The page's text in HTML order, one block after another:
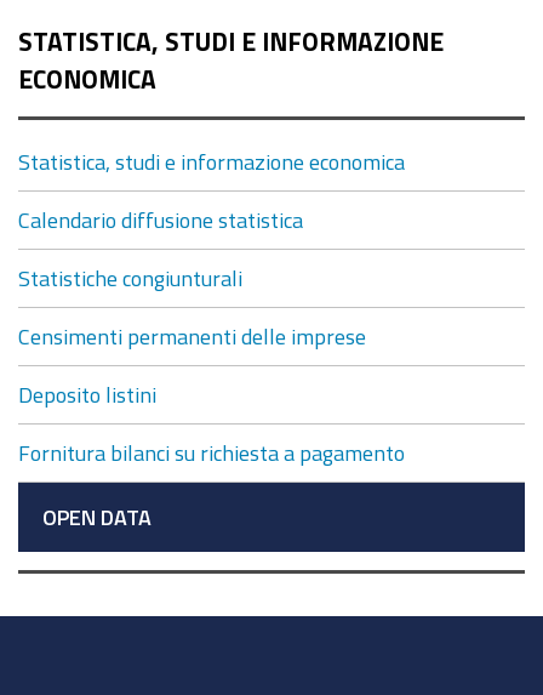
STATISTICA, STUDI E INFORMAZIONE
ECONOMICA
Statistica, studi e informazione economica
Calendario diffusione statistica
Statistiche congiunturali
Censimenti permanenti delle imprese
Deposito listini
Fornitura bilanci su richiesta a pagamento
OPEN DATA